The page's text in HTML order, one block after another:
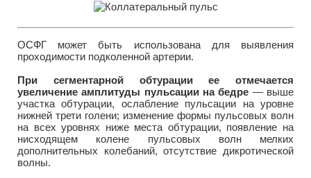
ОСФГ может быть использована для выявления
проходимости подколенной артерии.
При сегментарной обтурации ее отмечается
увеличение амплитуды пульсации на бедре — выше
участка обтурации, ослабление пульсации на уровне
нижней трети голени; изменение формы пульсовых волн
на всех уровнях ниже места обтурации, появление на
нисходящем колене пульсовых волн мелких
дополнительных колебаний, отсутствие дикротической
волны.